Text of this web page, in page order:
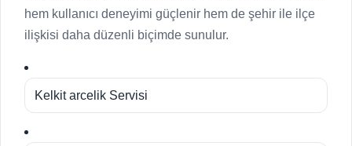
hem kullanıcı deneyimi güçlenir hem de şehir ile ilçe
ilişkisi daha düzenli biçimde sunulur.
Kelkit arcelik Servisi